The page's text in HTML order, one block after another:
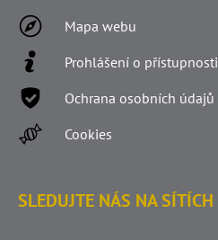
Mapa webu
Prohlášení o přístupnosti
Ochrana osobních údajů
Cookies
SLEDUJTE NÁS NA SÍTÍCH